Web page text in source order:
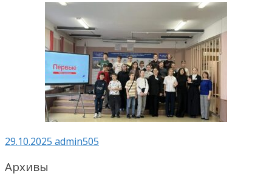
29.10.2025 admin505
Архивы